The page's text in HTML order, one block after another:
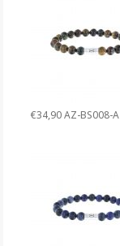
€34,90 AZ-BS008-A